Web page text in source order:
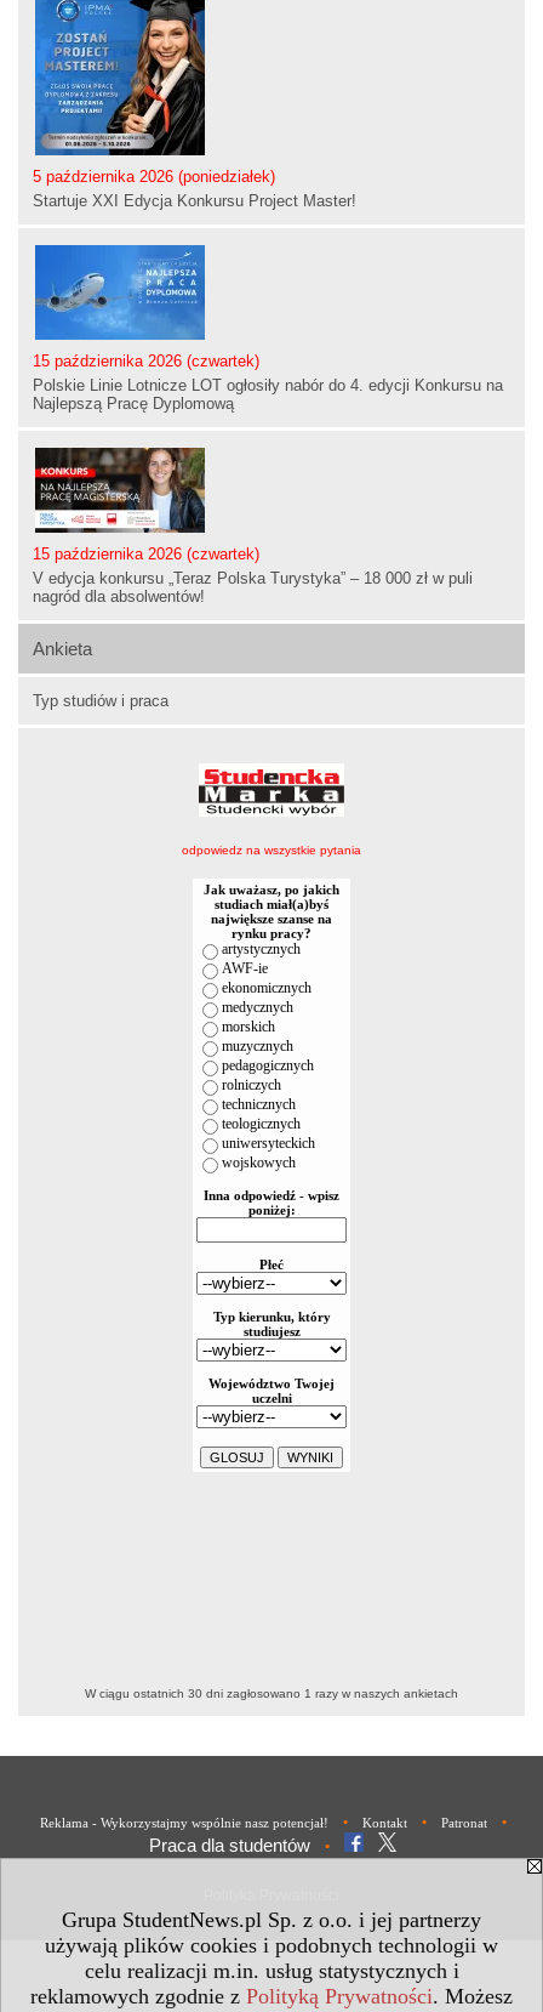
Grupa StudentNews.pl Sp. z o.o. i jej partnerzy
używają plików cookies i podobnych technologii w
celu realizacji m.in. usług statystycznych i
reklamowych zgodnie z Polityką Prywatności. Możesz
5 października 2026 (poniedziałek)
Startuje XXI Edycja Konkursu Project Master!
15 października 2026 (czwartek)
Polskie Linie Lotnicze LOT ogłosiły nabór do 4. edycji Konkursu na
Najlepszą Pracę Dyplomową
15 października 2026 (czwartek)
V edycja konkursu „Teraz Polska Turystyka” – 18 000 zł w puli
nagród dla absolwentów!
Ankieta
Typ studiów i praca
odpowiedz na wszystkie pytania
W ciągu ostatnich 30 dni zagłosowano 1 razy w naszych ankietach
Reklama - Wykorzystajmy wspólnie nasz potencjał! • Kontakt • Patronat •
Praca dla studentów •